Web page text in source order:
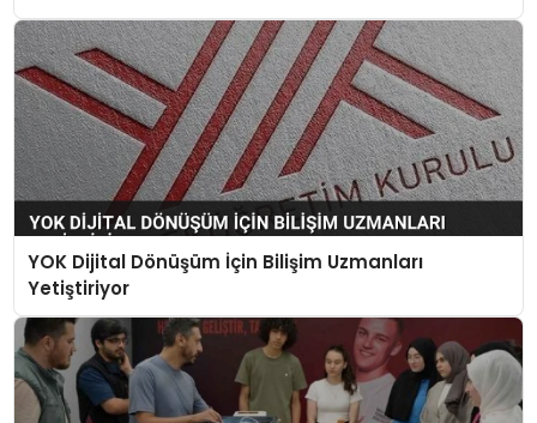
YOK Dijital Dönüşüm İçin Bilişim Uzmanları
Yetiştiriyor